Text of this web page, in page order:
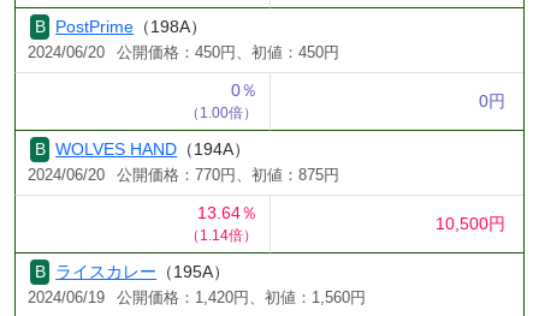
PostPrime （198A）
2024/06/20 公開価格：450円、初値：450円
0％
（1.00倍）
0円
WOLVES HAND （194A）
2024/06/20 公開価格：770円、初値：875円
13.64％
（1.14倍）
10,500円
ライスカレー （195A）
2024/06/19 公開価格：1,420円、初値：1,560円